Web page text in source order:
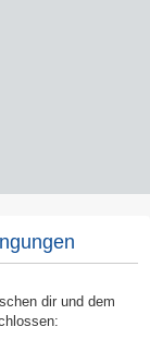
dir und dem